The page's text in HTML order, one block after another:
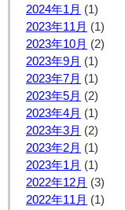
2024年1月 (1)
2023年11月 (1)
2023年10月 (2)
2023年9月 (1)
2023年7月 (1)
2023年5月 (2)
2023年4月 (1)
2023年3月 (2)
2023年2月 (1)
2023年1月 (1)
2022年12月 (3)
2022年11月 (1)